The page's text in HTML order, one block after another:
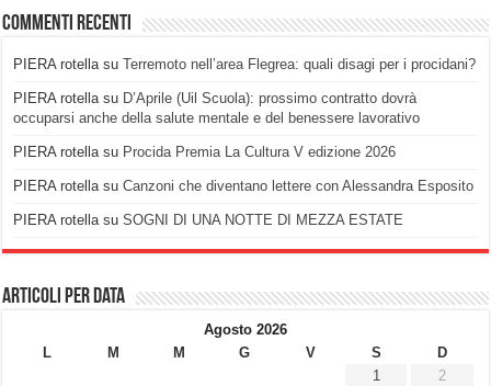
Commenti recenti
PIERA rotellasuTerremoto nell’area Flegrea: quali disagi per i procidani?
PIERA rotellasu D’Aprile (Uil Scuola): prossimo contratto dovrà
occuparsi anche della salute mentale e del benessere lavorativo
PIERA rotellasu Procida Premia La Cultura V edizione 2026
PIERA rotellasuCanzoni che diventano lettere con Alessandra Esposito
PIERA rotellasuSOGNI DI UNA NOTTE DI MEZZA ESTATE
Articoli per data
Agosto 2026
L
M M G V S
D
1
2